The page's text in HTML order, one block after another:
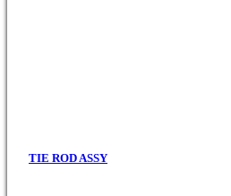
TIE ROD ASSY